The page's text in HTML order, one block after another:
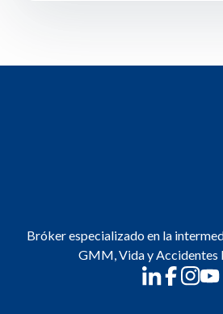
Bróker especializado en la
GMM, Vida y Accidentes